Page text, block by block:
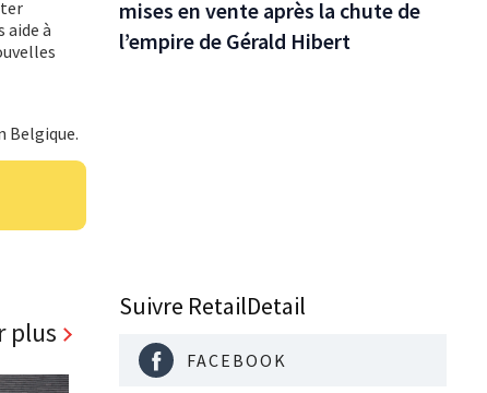
aide à
Belgique.
plus
mises en vente après la chute de
l’empire de Gérald Hibert
Suivre RetailDetail
FACEBOOK